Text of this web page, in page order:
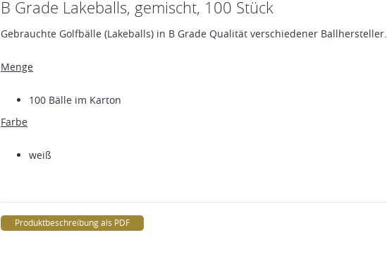
B Grade Lakeballs, gemischt, 100 Stück
Gebrauchte Golfbälle (Lakeballs) in B Grade Qualität verschiedener Ballhersteller.
Menge
100 Bälle im Karton
Farbe
weiß
Produktbeschreibung als PDF